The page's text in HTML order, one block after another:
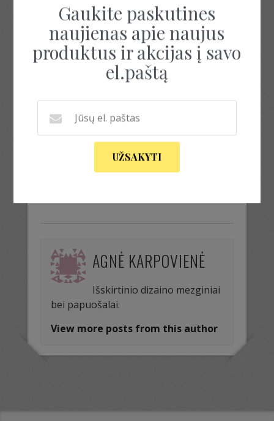
Next Image »
AGNĖ KARPOVIENĖ
Išskirtinio dizaino mezginiai
bei papuošalai.
View more posts from this author
Gaukite paskutines
naujienas apie naujus
produktus ir akcijas į savo
el.paštą
UŽSAKYTI